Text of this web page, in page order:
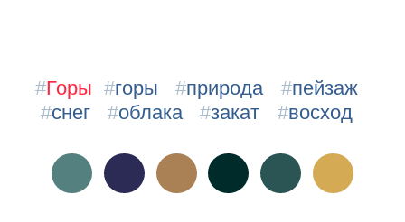
#Горы #горы #природа #пейзаж
#снег #облака #закат #восход